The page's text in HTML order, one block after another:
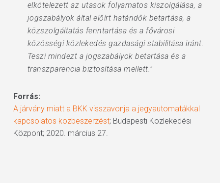
elkötelezett az utasok folyamatos kiszolgálása, a
jogszabályok által előírt határidők betartása, a
közszolgáltatás fenntartása és a fővárosi
közösségi közlekedés gazdasági stabilitása iránt.
Teszi mindezt a jogszabályok betartása és a
transzparencia biztosítása mellett.”
Forrás:
A járvány miatt a BKK visszavonja a jegyautomatákkal
kapcsolatos közbeszerzést; Budapesti Közlekedési
Központ; 2020. március 27.